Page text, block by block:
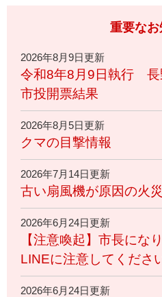
重要な
2026年8月9日更新
令和8年8月9日執行
市投開票結果
2026年8月5日更新
クマの目撃情報
2026年7月14日更新
古い扇風機が原因の火
2026年6月24日更新
【注意喚起】市長にな
LINEに注意してくださ
2026年6月24日更新